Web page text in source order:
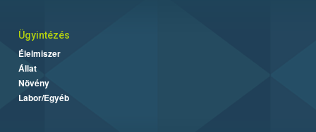
Ügyintézés
Élelmiszer
Állat
Növény
Labor/Egyéb